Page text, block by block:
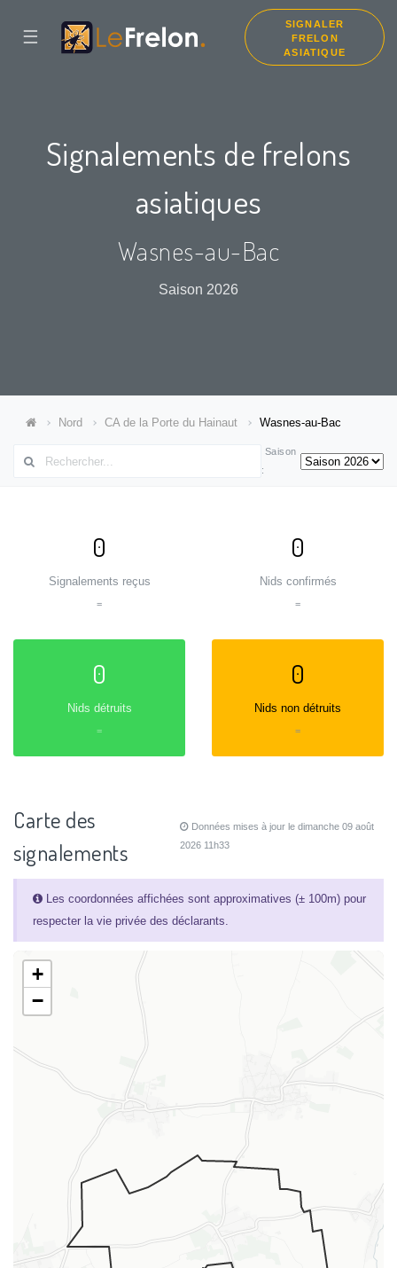
☰
SIGNALER
FRELON
ASIATIQUE
Signalements de frelons
asiatiques
Wasnes-au-Bac
Saison 2026
Nord CA de la Porte du Hainaut Wasnes-au-Bac
Saison
:
0
Signalements reçus
=
0
Nids confirmés
=
0
Nids détruits
=
0
Nids non détruits
=
Carte des
signalements
Données mises à jour le dimanche 09 août
2026 11h33
Les coordonnées affichées sont approximatives (± 100m) pour
respecter la vie privée des déclarants.
+
−